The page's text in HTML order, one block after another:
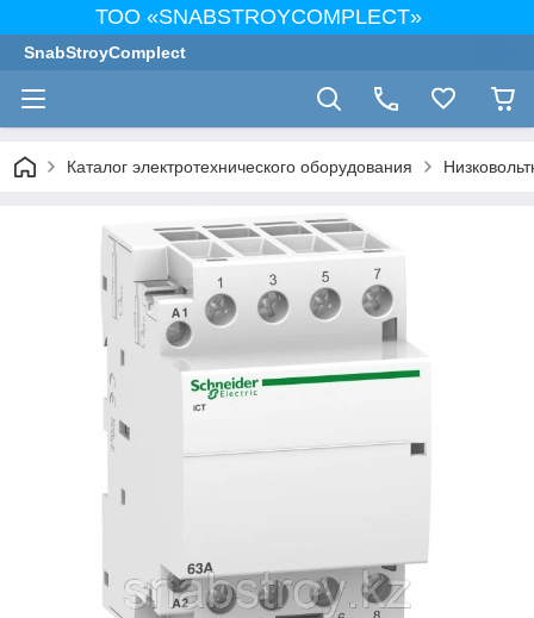
ТОО «SNABSTROYCOMPLECT»
SnabStroyComplect
Каталог электротехнического оборудования